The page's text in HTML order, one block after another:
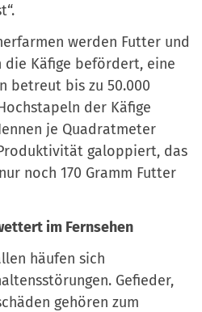
werden Futter und
die Käfige befördert, eine
betreut bis zu 50.000
der Käfige
je Quadratmeter
galoppiert, das
noch 170 Gramm Futter
im Fernsehen
häufen sich
Gefieder,
gehören zum